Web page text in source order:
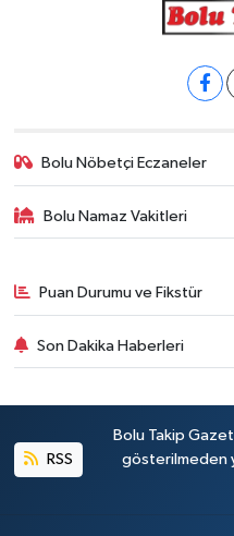
Bolu Nöbetçi Eczaneler
Bolu Namaz Vakitleri
Puan Durumu ve Fikstür
Son Dakika Haberleri
RSS
Bolu Takip
gösterilmeden